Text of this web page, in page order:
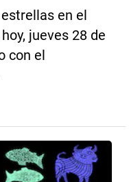
en el
jueves 28 de
con el